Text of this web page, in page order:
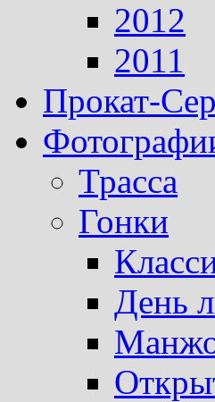
2012
2011
Прокат-
Трасса
Гонки
День